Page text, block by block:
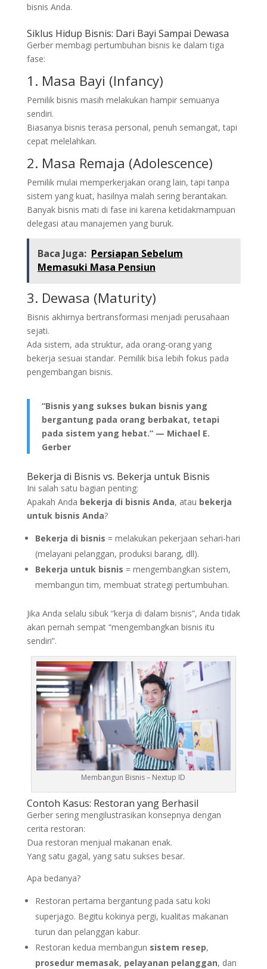
bisnis Anda.
Siklus Hidup Bisnis: Dari Bayi Sampai Dewasa
Gerber membagi pertumbuhan bisnis ke dalam tiga
fase:
1. Masa Bayi (Infancy)
Pemilik bisnis masih melakukan hampir semuanya
sendiri.
Biasanya bisnis terasa personal, penuh semangat, tapi
cepat melelahkan.
2. Masa Remaja (Adolescence)
Pemilik mulai memperkerjakan orang lain, tapi tanpa
sistem yang kuat, hasilnya malah sering berantakan.
Banyak bisnis mati di fase ini karena ketidakmampuan
delegasi atau manajemen yang buruk.
Baca Juga: Persiapan Sebelum
Memasuki Masa Pensiun
3. Dewasa (Maturity)
Bisnis akhirnya bertransformasi menjadi perusahaan
sejati.
Ada sistem, ada struktur, ada orang-orang yang
bekerja sesuai standar. Pemilik bisa lebih fokus pada
pengembangan bisnis.
“Bisnis yang sukses bukan bisnis yang
bergantung pada orang berbakat, tetapi
pada sistem yang hebat.” — Michael E.
Gerber
Bekerja di Bisnis vs. Bekerja untuk Bisnis
Ini salah satu bagian penting:
Apakah Anda bekerja di bisnis Anda, atau bekerja
untuk bisnis Anda?
Bekerja di bisnis = melakukan pekerjaan sehari-hari
(melayani pelanggan, produksi barang, dll).
Bekerja untuk bisnis = mengembangkan sistem,
membangun tim, membuat strategi pertumbuhan.
Jika Anda selalu sibuk “kerja di dalam bisnis”, Anda tidak
akan pernah sempat “mengembangkan bisnis itu
sendiri”.
Membangun Bisnis – Nextup ID
Contoh Kasus: Restoran yang Berhasil
Gerber sering mengilustrasikan konsepnya dengan
cerita restoran:
Dua restoran menjual makanan enak.
Yang satu gagal, yang satu sukses besar.
Apa bedanya?
Restoran pertama bergantung pada satu koki
superjago. Begitu kokinya pergi, kualitas makanan
turun dan pelanggan kabur.
Restoran kedua membangun sistem resep,
prosedur memasak, pelayanan pelanggan, dan